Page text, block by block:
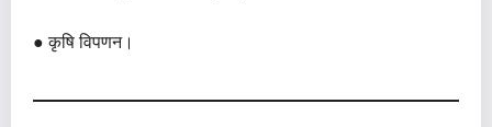
● कृषि विपणन।